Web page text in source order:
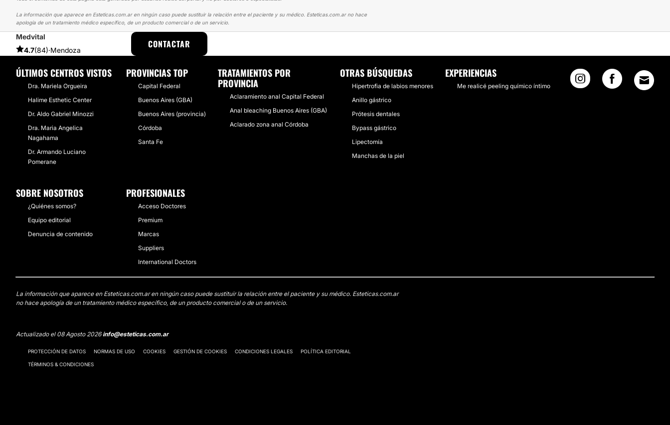
La información que aparece en Esteticas.com.ar en ningún caso puede sustituir la relación entre el paciente y su médico. Esteticas.com.ar no hace
apología de un tratamiento médico específico, de un producto comercial o de un servicio.
Medvital
4.7(84)·Mendoza
CONTACTAR
ESTETICAS EXPERIENCIAS SOBRE BLANQUEAMIENTO ANAL
ÚLTIMOS CENTROS VISTOS
Dra. Mariela Orgueira
Halime Esthetic Center
Dr. Aldo Gabriel Minozzi
Dra. Maria Angelica
Nagahama
Dr. Armando Luciano
Pomerane
PROVINCIAS TOP
Capital Federal
Buenos Aires (GBA)
Buenos Aires (provincia)
Córdoba
Santa Fe
TRATAMIENTOS POR
PROVINCIA
Aclaramiento anal Capital Federal
Anal bleaching Buenos Aires (GBA)
Aclarado zona anal Córdoba
OTRAS BÚSQUEDAS
Hipertrofia de labios menores
Anillo gástrico
Prótesis dentales
Bypass gástrico
Lipectomía
Manchas de la piel
EXPERIENCIAS
Me realicé peeling químico íntimo
SOBRE NOSOTROS
¿Quiénes somos?
Equipo editorial
Denuncia de contenido
PROFESIONALES
Acceso Doctores
Premium
Marcas
Suppliers
International Doctors
La información que aparece en Esteticas.com.ar en ningún caso puede sustituir la relación entre el paciente y su médico. Esteticas.com.ar
no hace apología de un tratamiento médico específico, de un producto comercial o de un servicio.
Actualizado el 08 Agosto 2026info@esteticas.com.ar
PROTECCIÓN DE DATOS NORMAS DE USO COOKIES GESTIÓN DE COOKIES CONDICIONES LEGALES POLÍTICA EDITORIAL
TÉRMINOS & CONDICIONES